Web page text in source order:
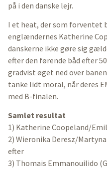
på i den danske lejr.
I et heat, der som forventet
englændernes Katherine
danskerne ikke gøre sig
efter den førende båd efter
gradvist øget ned over
tanke lidt moral, når deres
med B-finalen.
Samlet resultat
1) Katherine Coopeland/
2) Wieronika Deresz/
efter
3) Thomais Emmanouilido